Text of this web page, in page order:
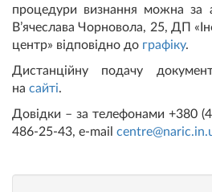
процедури визнання можна за
В’ячеслава Чорновола, 25, ДП
центр» відповідно до графіку.
Дистанційну подачу
на сайті.
Довідки – за телефонами +380
486-25-43, e-mail